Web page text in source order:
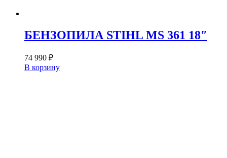
БЕНЗОПИЛА STIHL MS 361 18″
74 990 ₽
В корзину